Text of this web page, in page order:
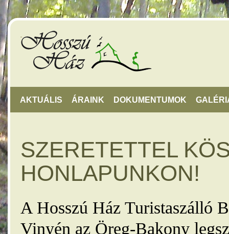
AKTUÁLIS ÁRAINK DOKUMENTUMOK
SZERETETTEL
HONLAPUNKON!
A Hosszú Ház Turistaszálló
Vinyén az Öreg-Bakony